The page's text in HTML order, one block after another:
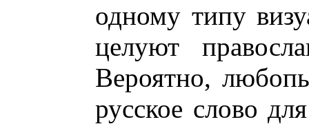
одному типу
целуют
Вероятно,
русское слово